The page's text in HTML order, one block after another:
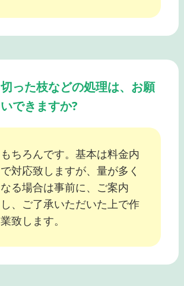
切った枝などの処理は、お願
いできますか?
もちろんです。基本は料金内
で対応致しますが、量が多く
なる場合は事前に、ご案内
し、ご了承いただいた上で作
業致します。